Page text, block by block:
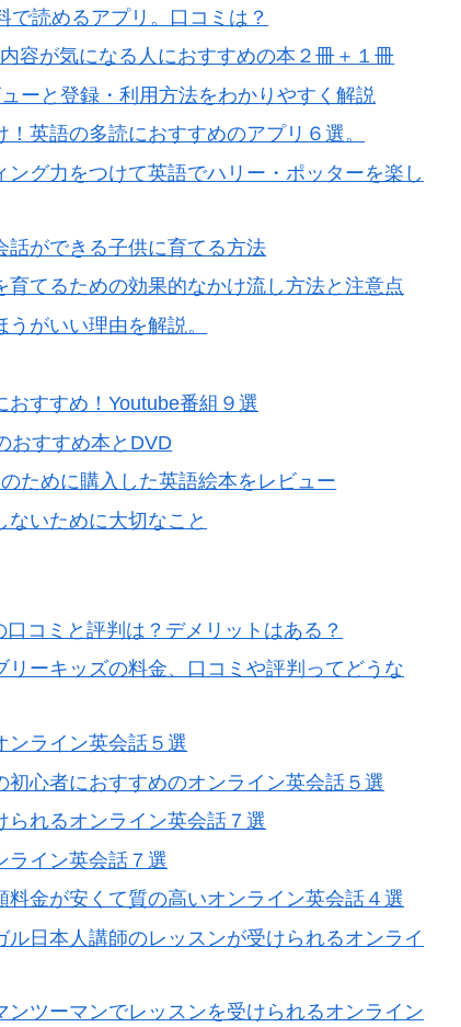
で読めるアプリ。口コミは？
容が気になる人におすすめの本２冊＋１冊
ーと登録・利用方法をわかりやすく解説
英語の多読におすすめのアプリ６選。
ング力をつけて英語でハリー・ポッターを楽し
話ができる子供に育てる方法
育てるための効果的なかけ流し方法と注意点
がいい理由を解説。
おすすめ！Youtube番組９選
おすすめ本とDVD
ために購入した英語絵本をレビュー
ないために大切なこと
コミと評判は？デメリットはある？
リーキッズの料金、口コミや評判ってどうな
ンライン英会話５選
初心者におすすめのオンライン英会話５選
られるオンライン英会話７選
ライン英会話７選
料金が安くて質の高いオンライン英会話４選
ル日本人講師のレッスンが受けられるオンライ
ンツーマンでレッスンを受けられるオンライン